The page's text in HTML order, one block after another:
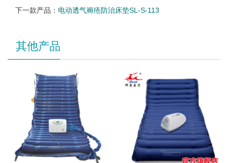
下一款产品： 电动透气褥疮防治床垫SL-S-113
其他产品